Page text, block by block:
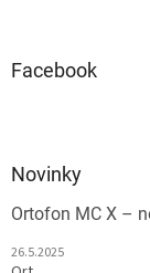
Facebook
Novinky
Ortofon MC X –
26.5.2025